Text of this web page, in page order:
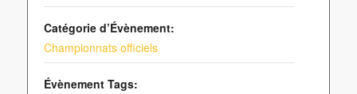
Catégorie d’Évènement:
Championnats officiels
Évènement Tags: